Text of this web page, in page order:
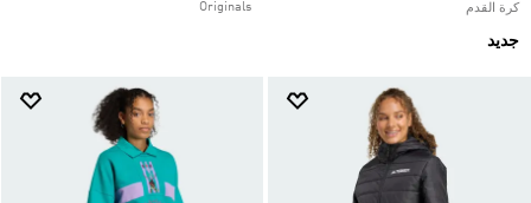
كرة القدم
جديد
Originals